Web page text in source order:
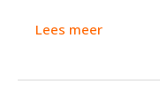
Lees meer